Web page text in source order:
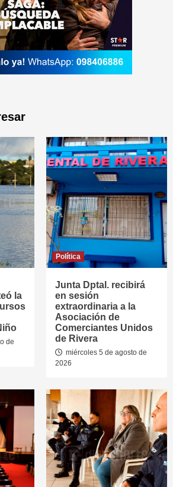
la
de
Política
Junta Dptal. recibirá
en sesión
extraordinaria a la
Asociación de
Comerciantes Unidos
de Rivera
miércoles 5 de agosto de
2026